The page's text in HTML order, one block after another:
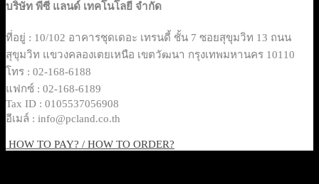
บริษัท พีซี แลนด์ เทคโนโลยี จำกัด
ที่อยู่ : 10/102 อาคารชุดเดอะ เทรนดี้ ชั้น 7 ซอยสุขุมวิท 13 ถนน
สุขุมวิท แขวงคลองเตยเหนือ เขตวัฒนา กรุงเทพมหานคร 10110
โทร : 02-168-6188
แฟกซ์ : 02-168-6189
Tax ID : 0105537056908
อีเมล์ : info@pcland.co.th
HOW TO PAY? / HOW TO ORDER?